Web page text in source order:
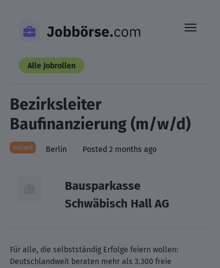
content
Alle Jobrollen
Bezirksleiter
Baufinanzierung (m/w/d)
Vollzeit Berlin Posted 2 months ago
Bausparkasse
Schwäbisch Hall AG
Für alle, die selbstständig Erfolge feiern wollen:
Deutschlandweit beraten mehr als 3.300 freie